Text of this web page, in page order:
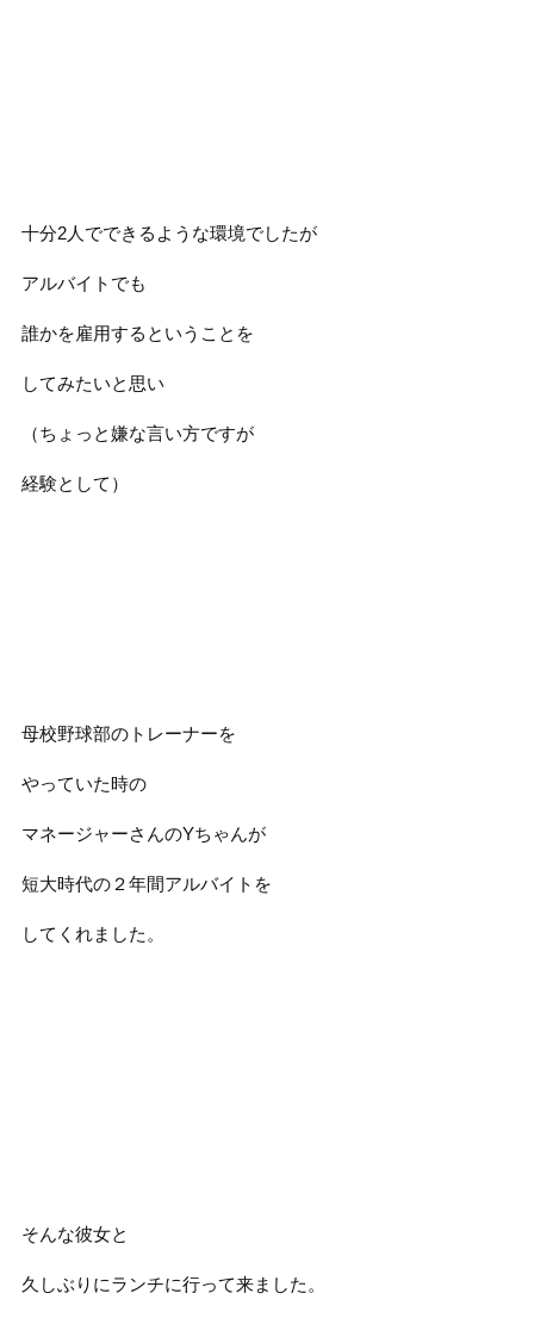
十分2人でできるような環境でしたが
アルバイトでも
誰かを雇用するということを
してみたいと思い
（ちょっと嫌な言い方ですが
経験として）
母校野球部のトレーナーを
やっていた時の
マネージャーさんのYちゃんが
短大時代の２年間アルバイトを
してくれました。
そんな彼女と
久しぶりにランチに行って来ました。